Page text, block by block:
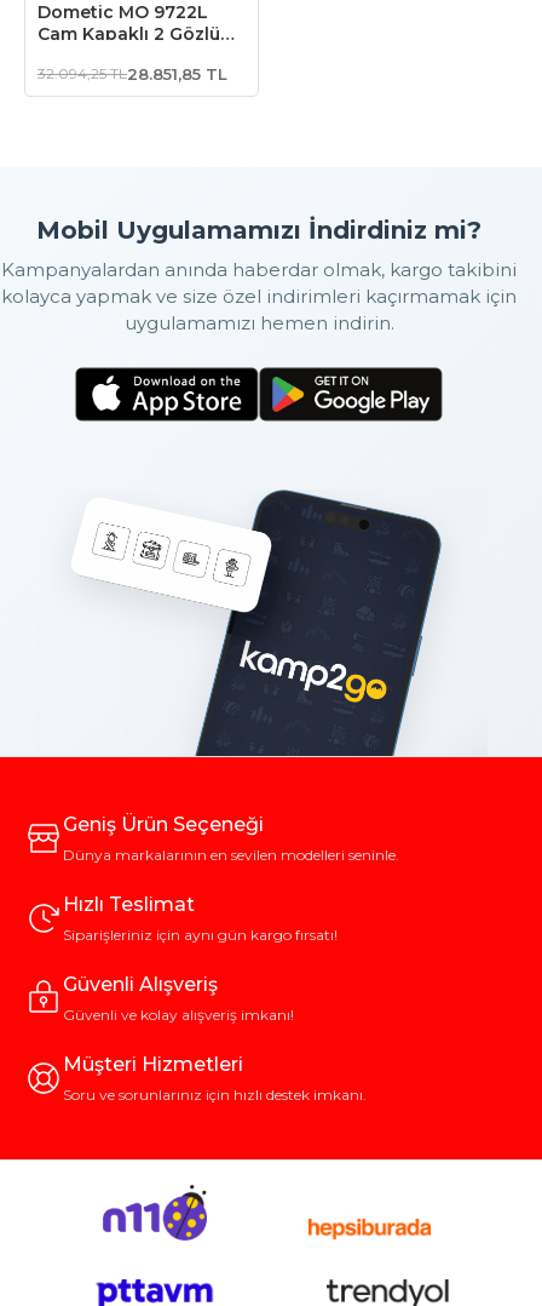
Dometic MO 9722L
Cam Kapaklı 2 Gözlü
Kombinasyonu
32.094,25 TL28.851,85 TL
Mobil Uygulamamızı İndirdiniz mi?
Kampanyalardan anında haberdar olmak, kargo takibini
kolayca yapmak ve size özel indirimleri kaçırmamak için
uygulamamızı hemen indirin.
Geniş Ürün Seçeneği
Dünya markalarının en sevilen modelleri seninle.
Hızlı Teslimat
Siparişleriniz için aynı gün kargo fırsatı!
Güvenli Alışveriş
Güvenli ve kolay alışveriş imkanı!
Müşteri Hizmetleri
Soru ve sorunlarınız için hızlı destek imkanı.